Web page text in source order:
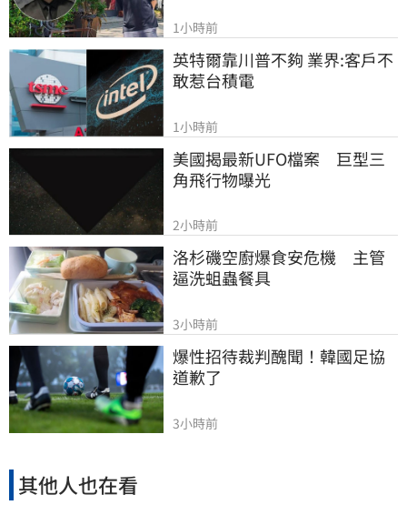
1小時前
英特爾靠川普不夠 業界:客戶不
敢惹台積電
1小時前
美國揭最新UFO檔案　巨型三
角飛行物曝光
2小時前
洛杉磯空廚爆食安危機　主管
逼洗蛆蟲餐具
3小時前
爆性招待裁判醜聞！韓國足協
道歉了
3小時前
其他人也在看